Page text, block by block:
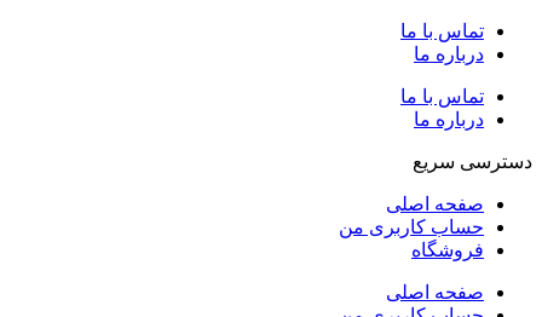
تماس با ما
درباره ما
تماس با ما
درباره ما
دسترسی سریع
صفحه اصلی
حساب کاربری من
فروشگاه
صفحه اصلی